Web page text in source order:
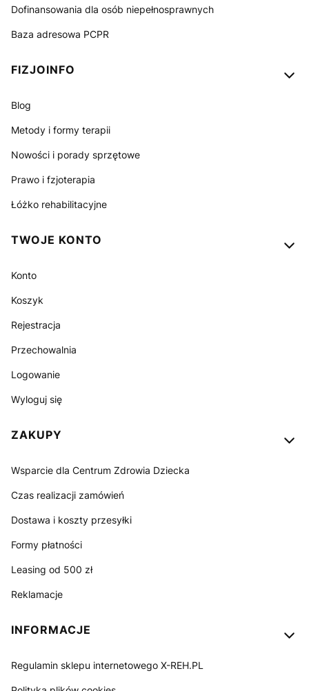
Dofinansowania dla osób niepełnosprawnych
Baza adresowa PCPR
FIZJOINFO
Blog
Metody i formy terapii
Nowości i porady sprzętowe
Prawo i fzjoterapia
Łóżko rehabilitacyjne
TWOJE KONTO
Konto
Koszyk
Rejestracja
Przechowalnia
Logowanie
Wyloguj się
ZAKUPY
Wsparcie dla Centrum Zdrowia Dziecka
Czas realizacji zamówień
Dostawa i koszty przesyłki
Formy płatności
Leasing od 500 zł
Reklamacje
INFORMACJE
Regulamin sklepu internetowego X-REH.PL